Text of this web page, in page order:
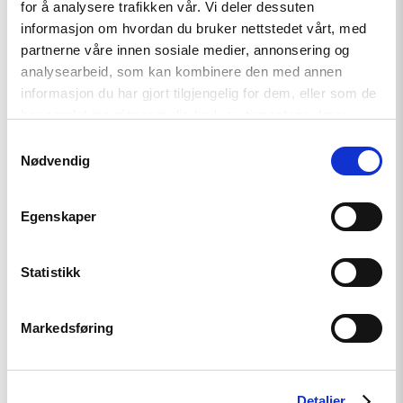
for å analysere trafikken vår. Vi deler dessuten
informasjon om hvordan du bruker nettstedet vårt, med
partnerne våre innen sosiale medier, annonsering og
analysearbeid, som kan kombinere den med annen
informasjon du har gjort tilgjengelig for dem, eller som de
Nødvendig
Egenskaper
Statistikk
Markedsføring
Styrker europeisk demokrati
Artikkel
Read